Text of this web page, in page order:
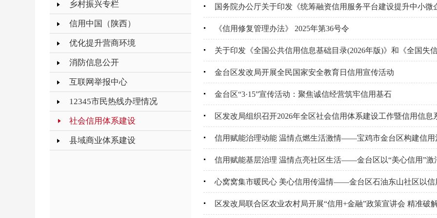
乡村振兴专栏
信用中国（陕西）
优化提升营商环境
消防信息公开
互联网举报中心
12345市民热线办理情况
社会信用体系建设
县域商业体系建设
国务院办公厅关于印发《统筹融资信用服务平台建设提升中小微
《信用修复管理办法》 2025年第36号令
关于印发《全国公共信用信息基础目录(2026年版)》和《全国失
金台区发改局开展全民国家安全教育日信用宣传活动
金台区“3·15”宣传活动：聚焦诚信经营筑牢信用基石
区发改局组织召开2026年全区社会信用体系建设工作暨信用信息
信用赋能治理动能 温情点燃生活激情——宝鸡市金台区构建信用
信用赋能基层治理 温情点亮社区生活——金台区以“美心信用”激
心窝窝集市暖民心 美心信用传温情——金台区石油东山社区以信
区发改局联合区农业农村局开展“信用+金融”政策宣讲会 精准破